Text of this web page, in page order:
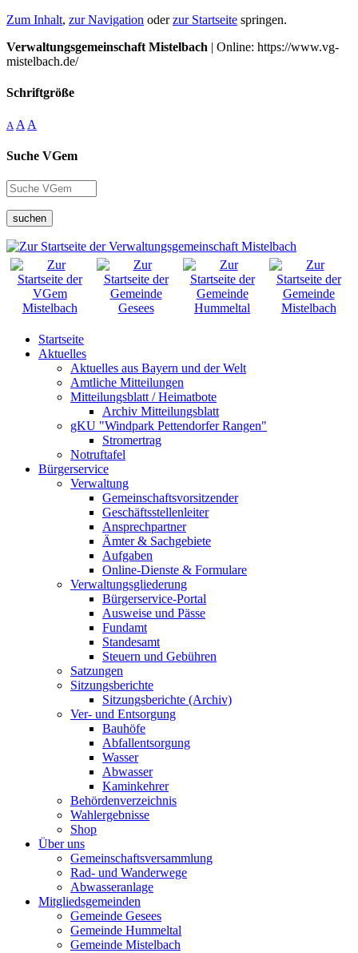
Zum Inhalt, zur Navigation oderzur Startseite springen.
Verwaltungsgemeinschaft Mistelbach | Online: https://www.vg-
mistelbach.de/
Schriftgröße
A A A
Suche VGem
suchen
Startseite
Aktuelles
Aktuelles aus Bayern und der Welt
Amtliche Mitteilungen
Mitteilungsblatt / Heimatbote
Archiv Mitteilungsblatt
gKU "Windpark Pettendorfer Rangen"
Stromertrag
Notruftafel
Bürgerservice
Verwaltung
Gemeinschaftsvorsitzender
Geschäftsstellenleiter
Ansprechpartner
Ämter & Sachgebiete
Aufgaben
Online-Dienste & Formulare
Verwaltungsgliederung
Bürgerservice-Portal
Ausweise und Pässe
Fundamt
Standesamt
Steuern und Gebühren
Satzungen
Sitzungsberichte
Sitzungsberichte (Archiv)
Ver- und Entsorgung
Bauhöfe
Abfallentsorgung
Wasser
Abwasser
Kaminkehrer
Behördenverzeichnis
Wahlergebnisse
Shop
Über uns
Gemeinschaftsversammlung
Rad- und Wanderwege
Abwasseranlage
Mitgliedsgemeinden
Gemeinde Gesees
Gemeinde Hummeltal
Gemeinde Mistelbach